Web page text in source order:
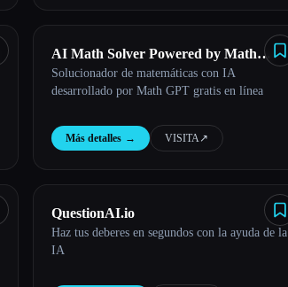
AI Math Solver Powered by Math
GPT Free Online
Solucionador de matemáticas con IA
desarrollado por Math GPT gratis en línea
Más detalles → VISITA↗︎
QuestionAI.io
Haz tus deberes en segundos con la ayuda de la
IA